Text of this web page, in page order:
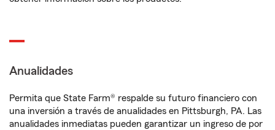
Anualidades
Permita que State Farm® respalde su futuro financiero con
una inversión a través de anualidades en Pittsburgh, PA. Las
anualidades inmediatas pueden garantizar un ingreso de por